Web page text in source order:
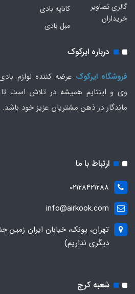
گالری تصاویر
خریداران
کاناپه بادی
مبل بادی
درباره ایرکوک
فروشگاه ایرکوک عرضه کننده لوازم
وی و اینتایم همیشه در تلاش است
ماندگار در ذهن مشتریان عزیز خود باشد.
ارتباط با ما
02128421288
info@airkook.com
دیگری نداریم)
شعبه کرج